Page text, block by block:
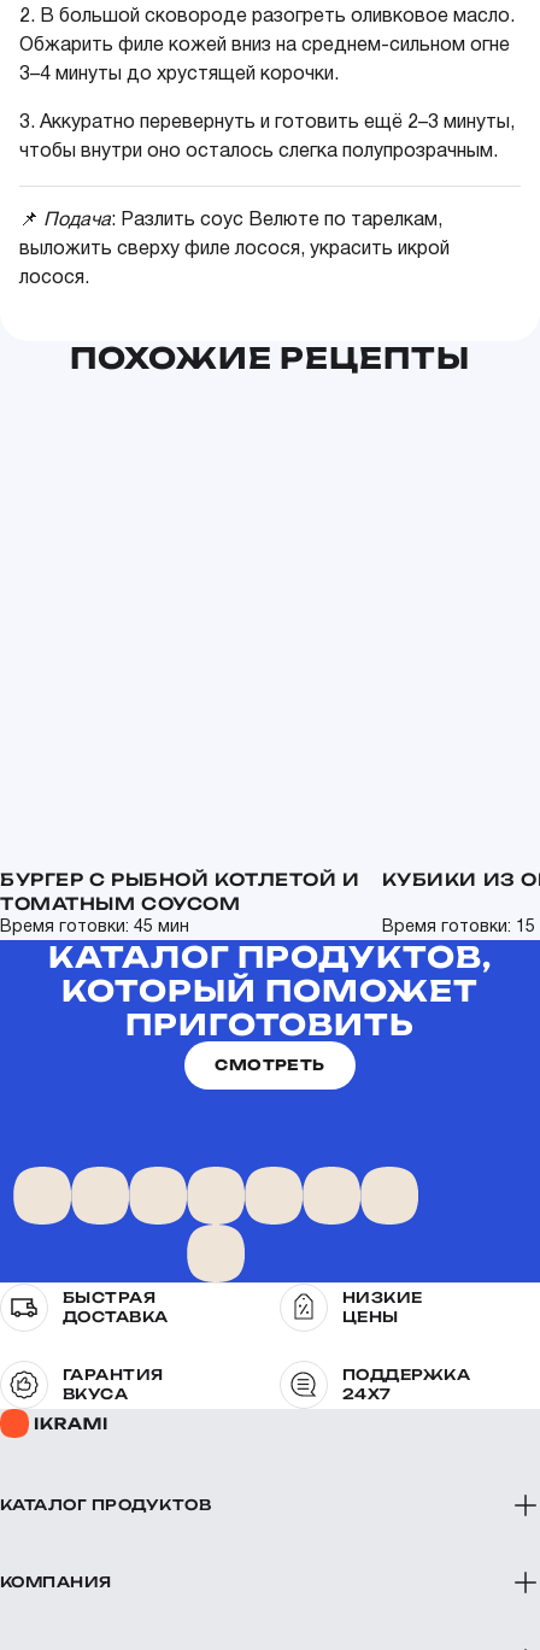
2. В большой сковороде разогреть оливковое масло.
Обжарить филе кожей вниз на среднем-сильном огне
3–4 минуты до хрустящей корочки.
3. Аккуратно перевернуть и готовить ещё 2–3 минуты,
чтобы внутри оно осталось слегка полупрозрачным.
📌 Подача: Разлить соус Велюте по тарелкам,
выложить сверху филе лосося, украсить икрой
лосося.
ПОХОЖИЕ РЕЦЕПТЫ
БУРГЕР С РЫБНОЙ КОТЛЕТОЙ И
ТОМАТНЫМ СОУСОМ
Время готовки: 45 мин
КУБИКИ ИЗ
Время готовки: 15
КАТАЛОГ ПРОДУКТОВ,
КОТОРЫЙ ПОМОЖЕТ
ПРИГОТОВИТЬ
СМОТРЕТЬ
БЫСТРАЯ
ДОСТАВКА
НИЗКИЕ
ЦЕНЫ
ГАРАНТИЯ
ВКУСА
ПОДДЕРЖКА
24X7
КАТАЛОГ ПРОДУКТОВ
КОМПАНИЯ